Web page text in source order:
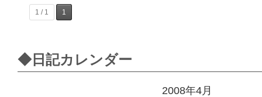
1 / 1 1
◆日記カレンダー
2008年4月